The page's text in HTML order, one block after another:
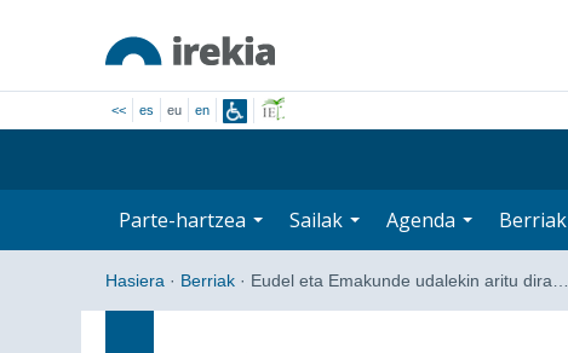
<< es eu en
Parte-hartzea Sailak Agenda Berriak
Hasiera · Berriak · Eudel eta Emakunde udalekin aritu dira…